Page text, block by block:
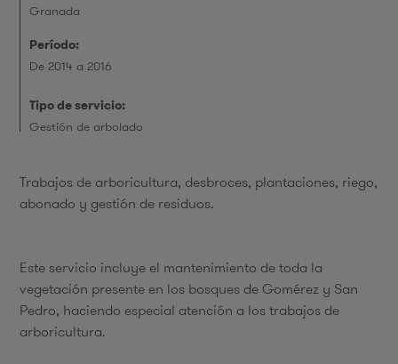
Granada
Período:
De 2014 a 2016
Tipo de servicio:
Gestión de arbolado
Trabajos de arboricultura, desbroces, plantaciones, riego,
abonado y gestión de residuos.
Este servicio incluye el mantenimiento de toda la
vegetación presente en los bosques de Gomérez y San
Pedro, haciendo especial atención a los trabajos de
arboricultura.